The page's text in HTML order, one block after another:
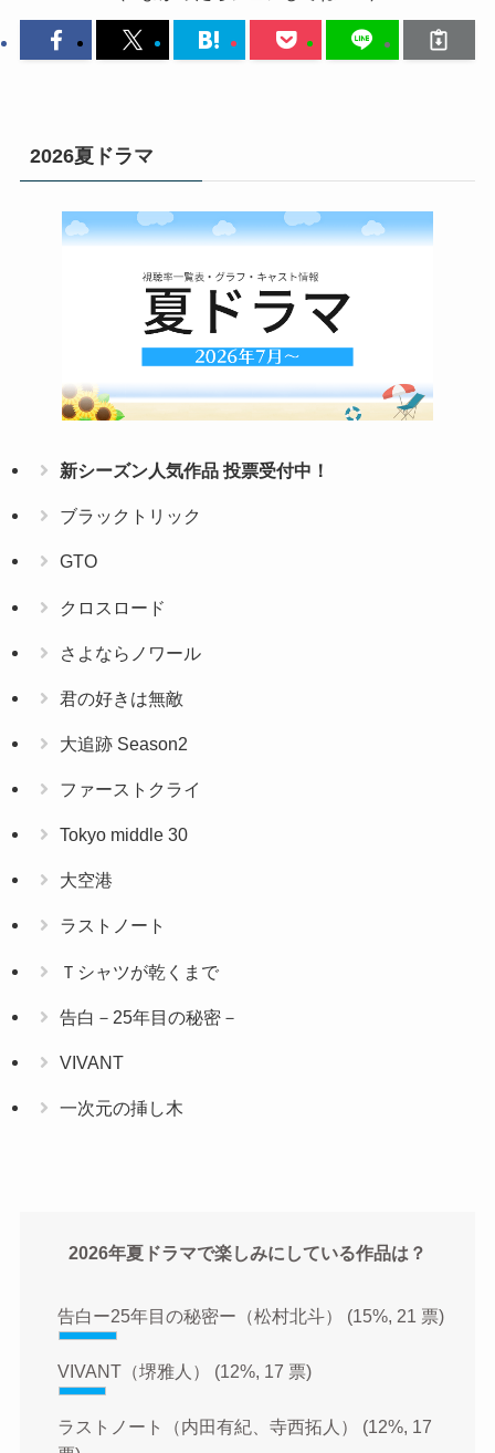
2026夏ドラマ
新シーズン人気作品 投票受付中！
ブラックトリック
GTO
クロスロード
さよならノワール
君の好きは無敵
大追跡 Season2
ファーストクライ
Tokyo middle 30
大空港
ラストノート
Ｔシャツが乾くまで
告白－25年目の秘密－
VIVANT
一次元の挿し木
2026年夏ドラマで楽しみにしている作品は？
告白ー25年目の秘密ー（松村北斗） (15%, 21 票)
VIVANT（堺雅人） (12%, 17 票)
ラストノート（内田有紀、寺西拓人） (12%, 17